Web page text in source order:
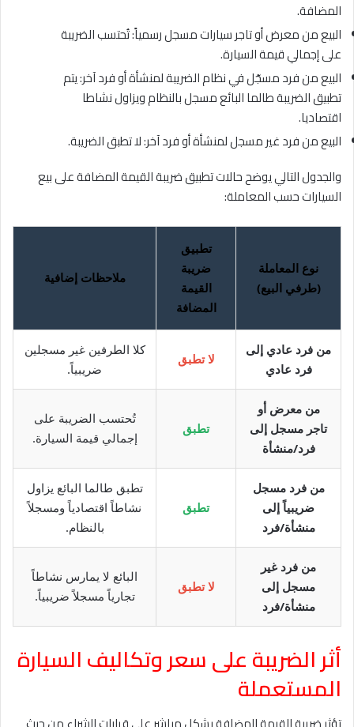
المضافة.
البيع من معرض أو تاجر سيارات مسجل رسمياً: تُحتسب الضريبة
على إجمالي قيمة السيارة.
البيع من فرد مسجّل في نظام الضريبة لمنشأة أو فرد آخر: يتم
تطبيق الضريبة طالما البائع مسجل بالنظام ويزاول نشاطا
اقتصاديا.
البيع من فرد غير مسجل لمنشأة أو فرد آخر: لا تطبق الضريبة.
والجدول التالي يوضح حالات تطبيق ضريبة القيمة المضافة على بيع
السيارات حسب المعاملة:
نوع المعاملة
(طرفي البيع)
تطبيق
ضريبة
القيمة
المضافة
ملاحظات إضافية
من فرد عادي إلى
فرد عادي
لا تطبق
كلا الطرفين غير مسجلين
ضريبياً.
من معرض أو
تاجر مسجل إلى
فرد/منشأة
تطبق
تُحتسب الضريبة على
إجمالي قيمة السيارة.
من فرد مسجل
ضريبياً إلى
منشأة/فرد
تطبق
تطبق طالما البائع يزاول
نشاطاً اقتصادياً ومسجلاً
بالنظام.
من فرد غير
مسجل إلى
منشأة/فرد
لا تطبق
البائع لا يمارس نشاطاً
تجارياً مسجلاً ضريبياً.
أثر الضريبة على سعر وتكاليف السيارة
المستعملة